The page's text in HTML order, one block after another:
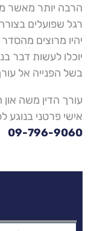
הרבה יותר מאשר
רגל שפועלים
יהיו מרוצים
יוכלו לעשות דבר
בשל הפנייה אל
עורך הדין משה
אישי פרטני בנוגע
09-796-9060